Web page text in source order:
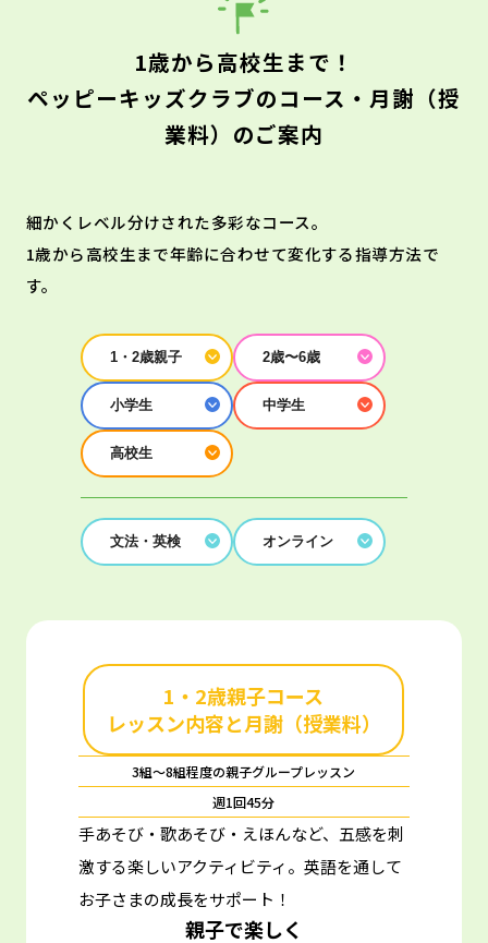
1歳から高校生まで！
ペッピーキッズクラブのコース・月謝（授
業料）のご案内
細かくレベル分けされた多彩なコース。
1歳から高校生まで年齢に合わせて変化する指導方法で
す。
1・2歳親子 2歳〜6歳
小学生 中学生
高校生
文法・英検 オンライン
1・2歳親子コース
レッスン内容と月謝（授業料）
3組～8組程度の親子グループレッスン
週1回45分
手あそび・歌あそび・えほんなど、五感を刺
激する楽しいアクティビティ。 英語を通して
お子さまの成長をサポート！
親子で楽しく